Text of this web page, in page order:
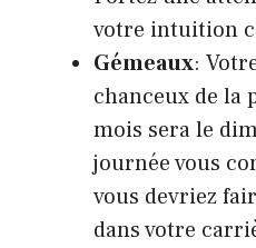
votre intuition
Gémeaux:
chanceux de la
mois sera le
journée vous
vous devriez
dans votre